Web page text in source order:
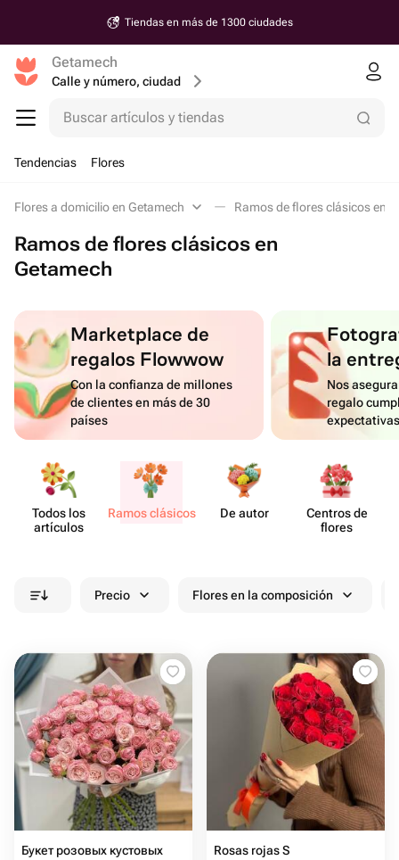
Tiendas en más de 1300 ciudades
Getamech
Calle y número, ciudad
Buscar artículos y tiendas
Tendencias Flores
Flores a domicilio en Getamech Ramos de flores clásicos en
Ramos de flores clásicos en
Getamech
Marketplace de
regalos Flowwow
Con la confianza de millones
de clientes en más de 30
países
la
Nos
regalo
Todos los
artículos
Ramos clásicos De autor
Centros de
flores
Precio Flores en la composición
Букет розовых кустовых
Rosas rojas S